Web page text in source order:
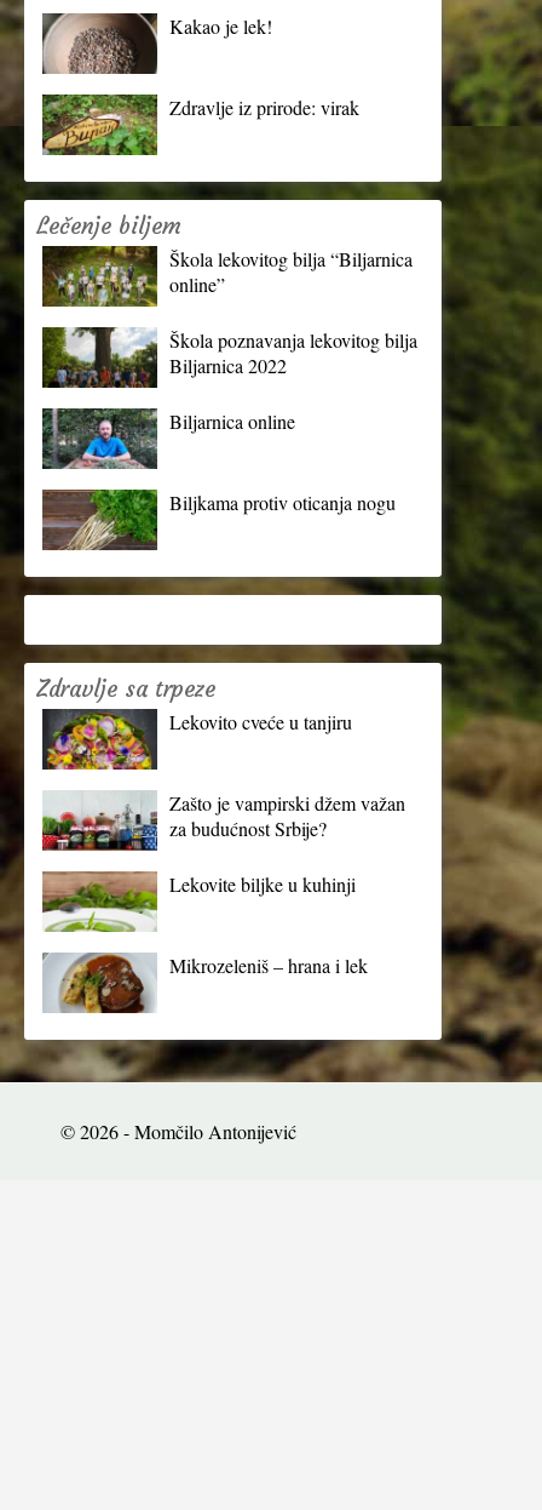
Kakao je lek!
Zdravlje iz prirode: virak
Lečenje biljem
Škola lekovitog bilja “Biljarnica
online”
Škola poznavanja lekovitog bilja
Biljarnica 2022
Biljarnica online
Biljkama protiv oticanja nogu
Zdravlje sa trpeze
Lekovito cveće u tanjiru
Zašto je vampirski džem važan
za budućnost Srbije?
Lekovite biljke u kuhinji
Mikrozeleniš – hrana i lek
© 2026 - Momčilo Antonijević